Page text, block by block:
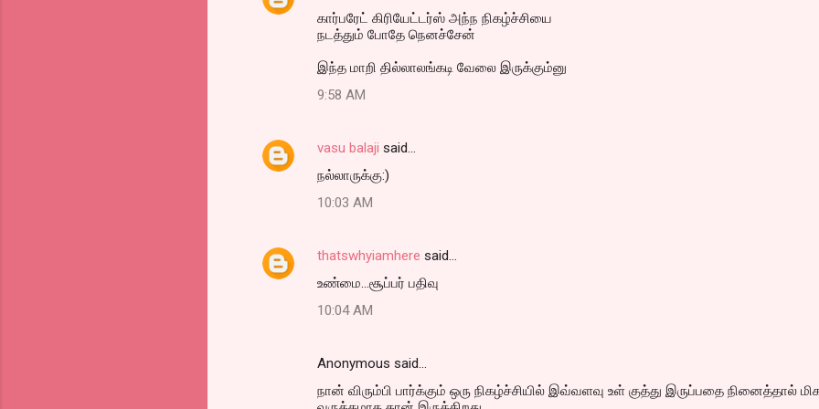
கார்பரேட் கிரியேட்டர்ஸ் அந்ந நிகழ்ச்சியை
நடத்தும் போதே நெனச்சேன்
இந்த மாறி தில்லாலங்கடி வேலை இருக்கும்னு
9:58 AM
vasu balaji said…
நல்லாருக்கு:)
10:03 AM
thatswhyiamhere said…
உண்மை...சூப்பர் பதிவு
10:04 AM
Anonymous said…
நான் விரும்பி பார்க்கும் ஒரு நிகழ்ச்சியில் இவ்வளவு உள் குத்து இருப்பதை நினைத்தால்